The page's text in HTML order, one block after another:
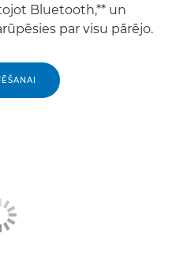
Bluetooth,** un
par visu pārējo.